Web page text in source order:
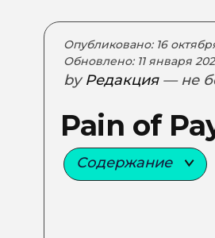
Опубликовано: 16
Обновлено: 11 января
byРедакция — не
Pain of
Содержание